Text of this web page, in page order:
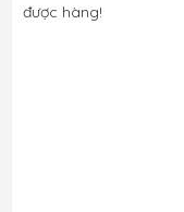
được hàng!